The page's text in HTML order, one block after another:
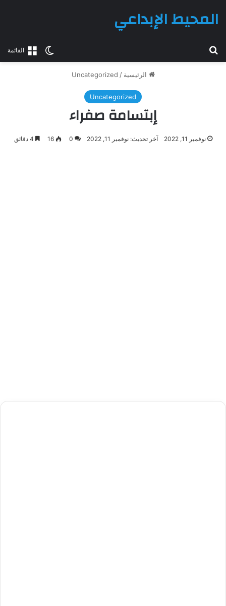
القائمةالوضع
المحيط الإبداعي
الرئيسية /
Uncategorized
Uncategorized
إبتسامة صفراء
نوفمبر 11, 2022 آخر تحديث: نوفمبر 11, 2022 0
16